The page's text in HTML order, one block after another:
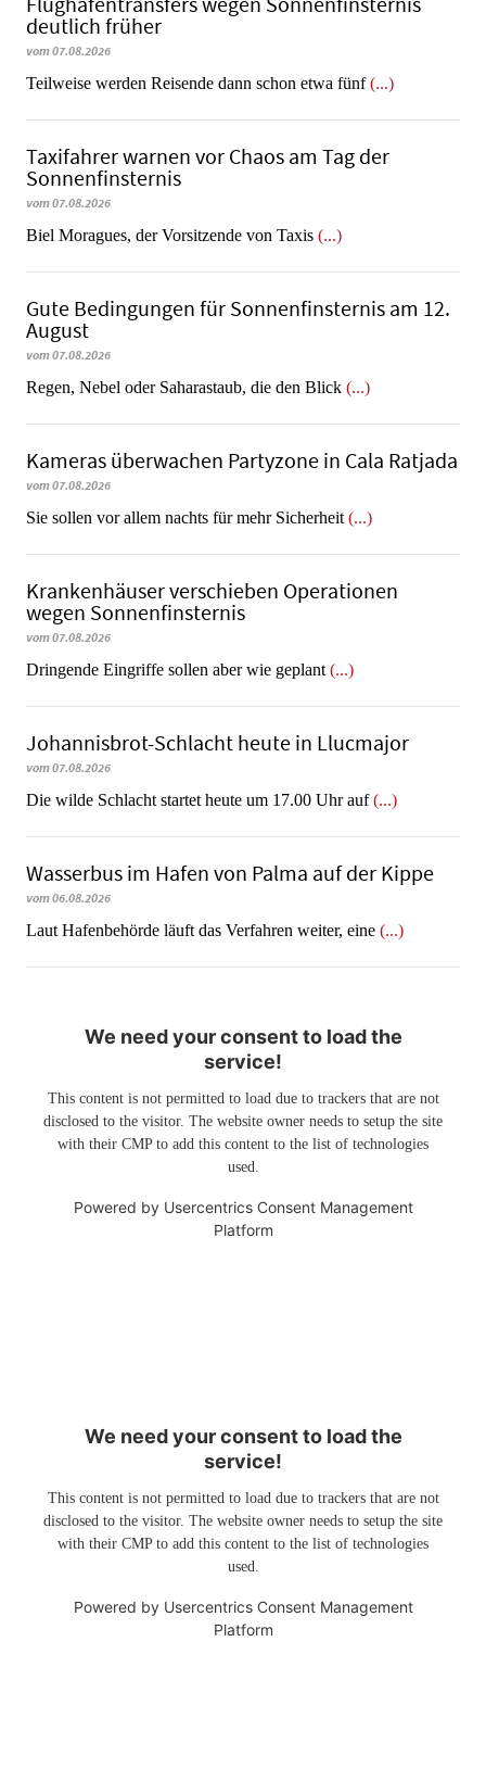
deutlich früher
vom 07.08.2026
Teilweise werden Reisende dann schon etwa fünf(...)
Taxifahrer warnen vor Chaos am Tag der
Sonnenfinsternis
vom 07.08.2026
​​​​​​​Biel Moragues, der Vorsitzende von Taxis (...)
Gute Bedingungen für Sonnenfinsternis am 12.
August
vom 07.08.2026
Regen, Nebel oder Saharastaub, die den Blick (...)
Kameras überwachen Partyzone in Cala Ratjada
vom 07.08.2026
Sie sollen vor allem nachts für mehr Sicherheit (...)
Krankenhäuser verschieben Operationen
wegen Sonnenfinsternis
vom 07.08.2026
Dringende Eingriffe sollen aber wie geplant (...)
Johannisbrot-Schlacht heute in Llucmajor
vom 07.08.2026
Die wilde Schlacht startet heute um 17.00 Uhr auf(...)
Wasserbus im Hafen von Palma auf der Kippe
vom 06.08.2026
Laut Hafenbehörde läuft das Verfahren weiter, eine (...)
We need your consent to load the
service!
This content is not permitted to load due to trackers that are not
disclosed to the visitor. The website owner needs to setup the site
with their CMP to add this content to the list of technologies
used.
Powered by Usercentrics Consent Management
Platform
We need your consent to load the
service!
This content is not permitted to load due to trackers that are not
disclosed to the visitor. The website owner needs to setup the site
with their CMP to add this content to the list of technologies
used.
Powered by Usercentrics Consent Management
Platform